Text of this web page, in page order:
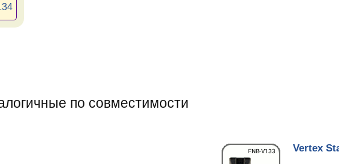
по совместимости
Vertex